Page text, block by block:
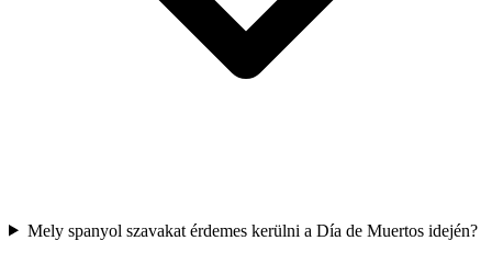
Mely spanyol szavakat érdemes kerülni a Día de Muertos idején?